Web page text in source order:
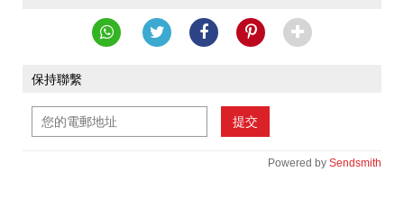
保持聯繫
提交
Powered by Sendsmith